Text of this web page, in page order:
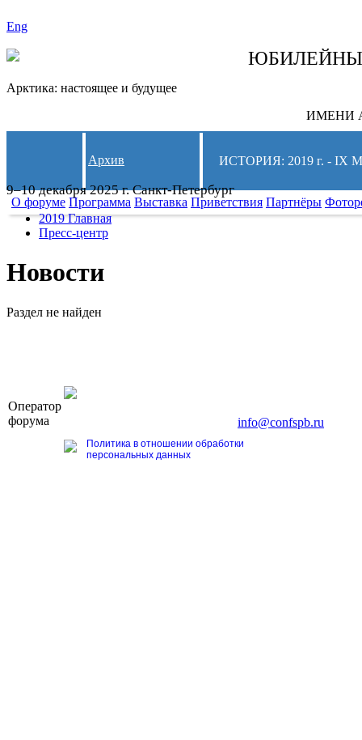
Eng
Арктика: настоящее и будущее
ИМЕНИ
9–10 декабря 2025 г. Санкт-Петербург
Архив ИСТОРИЯ: 2019 г. -
О форуме Программа Выставка Приветствия Партнёры
2019 Главная
Пресс-центр
Новости
Раздел не найден
Оператор
форума
info@confspb.ru
Политика в отношении обработки
персональных данных